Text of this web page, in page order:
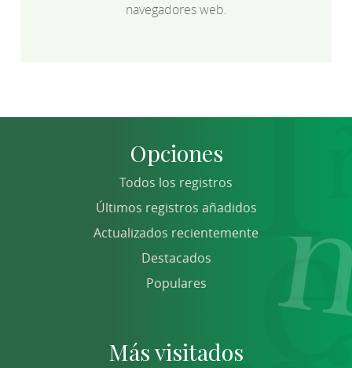
navegadores web.
Opciones
Todos los registros
Últimos registros añadidos
Actualizados recientemente
Destacados
Populares
Más visitados